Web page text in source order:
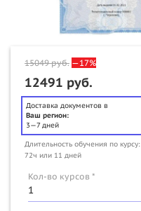
15049руб. —17%
12491 руб.
Доставка документов в
Ваш регион:
3—7 дней
Длительность обучения по курсу:
72ч или 11 дней
Кол-во курсов *